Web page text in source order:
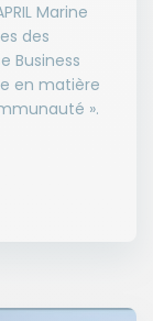
Marine
des
Business
en matière
».